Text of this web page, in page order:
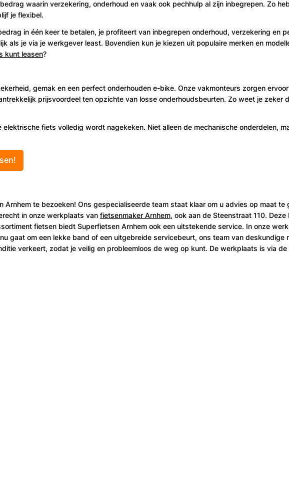
waarin verzekering, onderhoud en vaak ook pechhulp al zijn inbegrepen. Zo
je flexibel.
in één keer te betalen, je profiteert van inbegrepen onderhoud, verzekering en
als je via je werkgever least. Bovendien kun je kiezen uit populaire merken en
kunt leasen?
gemak en een perfect onderhouden e-bike. Onze vakmonteurs zorgen
prijsvoordeel ten opzichte van losse onderhoudsbeurten. Zo weet je zeker
fiets volledig wordt nagekeken. Niet alleen de mechanische onderdelen,
Arnhem te bezoeken! Ons gespecialiseerde team staat klaar om u advies op maat te
in onze werkplaats van fietsenmaker Arnhem, ook aan de Steenstraat 110.
fietsen biedt Superfietsen Arnhem ook een uitstekende service. In onze
gaat om een lekke band of een uitgebreide servicebeurt, ons team van deskundige
verkeert, zodat je veilig en probleemloos de weg op kunt. De werkplaats is via